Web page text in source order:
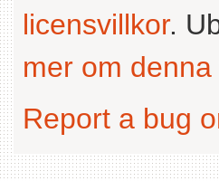
licensvillkor.
mer om
Report a bug